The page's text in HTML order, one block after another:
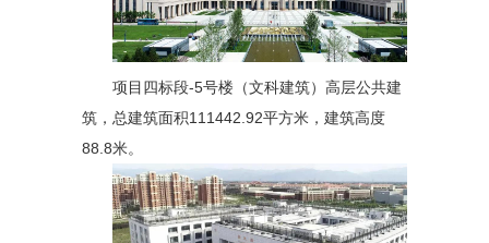
项目四标段-5号楼（文科建筑）高层公共建
筑，总建筑面积111442.92平方米，建筑高度
88.8米。